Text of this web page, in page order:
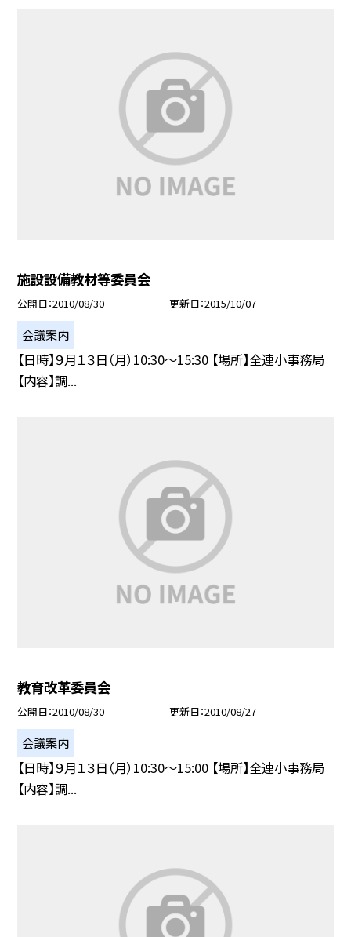
施設設備教材等委員会
公開日 2010/08/30 更新日 2015/10/07
会議案内
【日時】９月１３日（月）10:30〜15:30 【場所】全連小事務局
【内容】調...
教育改革委員会
公開日 2010/08/30 更新日 2010/08/27
会議案内
【日時】９月１３日（月）10:30〜15:00 【場所】全連小事務局
【内容】調...